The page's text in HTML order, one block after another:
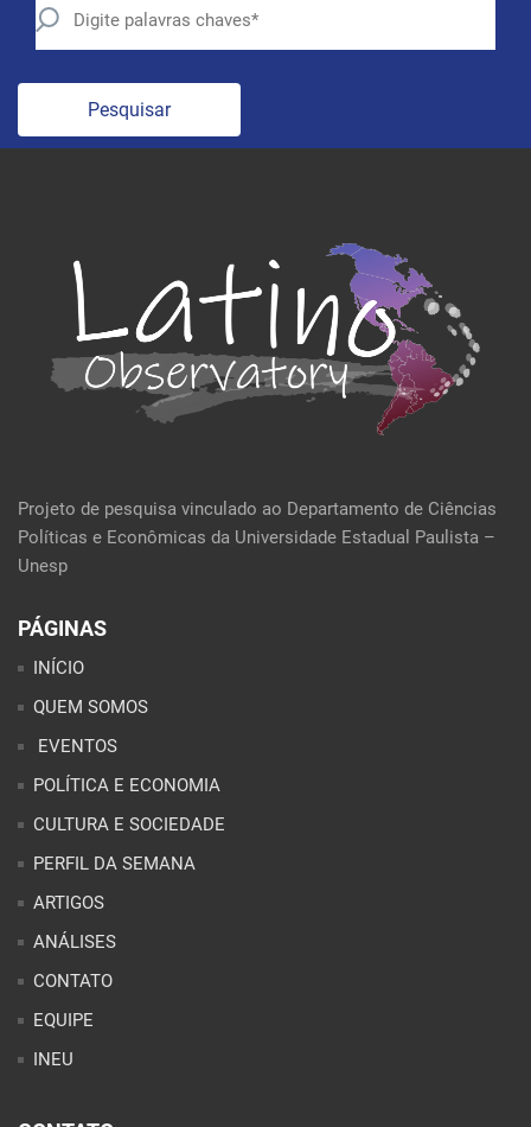
Pesquisar
Projeto de pesquisa vinculado ao Departamento de Ciências
Políticas e Econômicas da Universidade Estadual Paulista –
Unesp
PÁGINAS
INÍCIO
QUEM SOMOS
EVENTOS
POLÍTICA E ECONOMIA
CULTURA E SOCIEDADE
PERFIL DA SEMANA
ARTIGOS
ANÁLISES
CONTATO
EQUIPE
INEU